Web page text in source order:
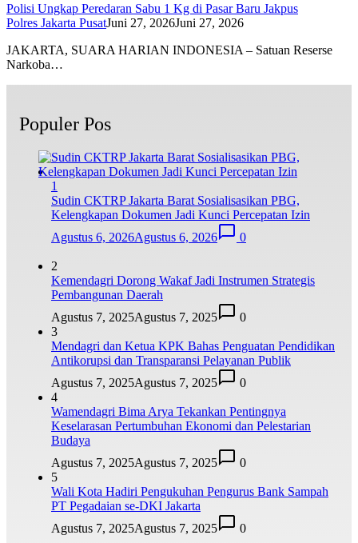
Polisi Ungkap Peredaran Sabu 1 Kg di Pasar Baru Jakpus
Polres Jakarta PusatJuni 27, 2026Juni 27, 2026
JAKARTA, SUARA HARIAN INDONESIA – Satuan Reserse
Narkoba…
Populer Pos
1
Sudin CKTRP Jakarta Barat Sosialisasikan PBG,
Kelengkapan Dokumen Jadi Kunci Percepatan Izin
Agustus 6, 2026Agustus 6, 2026 0
2
Kemendagri Dorong Wakaf Jadi Instrumen Strategis
Pembangunan Daerah
Agustus 7, 2025Agustus 7, 2025
0
3
Mendagri dan Ketua KPK Bahas Penguatan Pendidikan
Antikorupsi dan Transparansi Pelayanan Publik
Agustus 7, 2025Agustus 7, 2025
0
4
Wamendagri Bima Arya Tekankan Pentingnya
Keselarasan Pertumbuhan Ekonomi dan Pelestarian
Budaya
Agustus 7, 2025Agustus 7, 2025
0
5
Wali Kota Hadiri Pengukuhan Pengurus Bank Sampah
PT Pegadaian se-DKI Jakarta
Agustus 7, 2025Agustus 7, 2025 0